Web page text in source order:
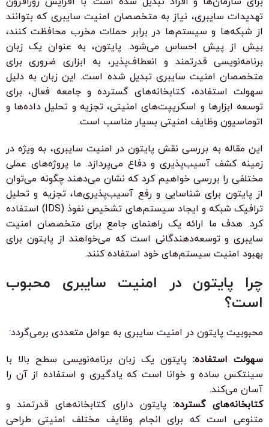
تهدیدات سایبری، نیاز به متخصصان امنیت سایبری که بتوانند
از شبکه‌ها و سیستم‌ها در برابر حملات مخرب محافظت کنند،
بیش از پیش احساس می‌شود. پایتون، به عنوان یک زبان
برنامه‌نویسی قدرتمند و انعطاف‌پذیر، به ابزاری ضروری برای
متخصصان امنیت سایبری تبدیل شده است. این زبان به دلیل
سهولت استفاده، کتابخانه‌های گسترده و جامعه فعال، برای
توسعه ابزارها و اسکریپت‌های امنیتی، تجزیه و تحلیل داده‌ها و
اتوماسیون وظایف امنیتی بسیار مناسب است.
این مقاله به بررسی نقش پایتون در امنیت سایبری، به ویژه در
زمینه کشف آسیب‌پذیری و دفاع می‌پردازد. ما پروژه‌های عملی
مختلفی را بررسی خواهیم کرد که نشان می‌دهند چگونه می‌توان
از پایتون برای شناسایی و رفع آسیب‌پذیری‌ها، تجزیه و تحلیل
ترافیک شبکه و ایجاد سیستم‌های تشخیص نفوذ (IDS) استفاده
کرد. هدف ما ارائه یک راهنمای جامع برای متخصصان امنیت
سایبری و توسعه‌دهندگانی است که می‌خواهند از پایتون برای
بهبود امنیت سیستم‌های خود استفاده کنند.
چرا پایتون در امنیت سایبری محبوب
است؟
محبوبیت پایتون در امنیت سایبری به عوامل متعددی برمی‌گردد:
سهولت استفاده: پایتون یک زبان برنامه‌نویسی سطح بالا با
سینتکس ساده و خوانا است که یادگیری و استفاده از آن را
آسان می‌کند.
کتابخانه‌های گسترده: پایتون دارای کتابخانه‌های قدرتمند و
متنوعی است که برای انجام وظایف مختلف امنیتی طراحی